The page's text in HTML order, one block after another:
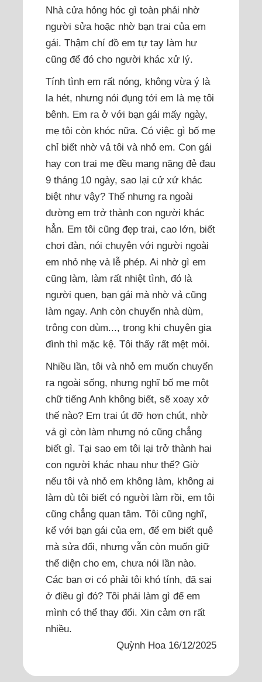
Nhà cửa hỏng hóc gì toàn phải nhờ
người sửa hoặc nhờ bạn trai của em
gái. Thậm chí đồ em tự tay làm hư
cũng để đó cho người khác xử lý.
Tính tình em rất nóng, không vừa ý là
la hét, nhưng nói đụng tới em là mẹ tôi
bênh. Em ra ở với bạn gái mấy ngày,
mẹ tôi còn khóc nữa. Có việc gì bố mẹ
chỉ biết nhờ vả tôi và nhỏ em. Con gái
hay con trai mẹ đều mang nặng đẻ đau
9 tháng 10 ngày, sao lại cử xử khác
biệt như vậy? Thế nhưng ra ngoài
đường em trở thành con người khác
hẳn. Em tôi cũng đẹp trai, cao lớn, biết
chơi đàn, nói chuyện với người ngoài
em nhỏ nhẹ và lễ phép. Ai nhờ gì em
cũng làm, làm rất nhiệt tình, đó là
người quen, bạn gái mà nhờ vả cũng
làm ngay. Anh còn chuyển nhà dùm,
trông con dùm..., trong khi chuyện gia
đình thì mặc kệ. Tôi thấy rất mệt mỏi.
Nhiều lần, tôi và nhỏ em muốn chuyển
ra ngoài sống, nhưng nghĩ bố mẹ một
chữ tiếng Anh không biết, sẽ xoay xở
thế nào? Em trai út đỡ hơn chút, nhờ
vả gì còn làm nhưng nó cũng chẳng
biết gì. Tại sao em tôi lại trở thành hai
con người khác nhau như thế? Giờ
nếu tôi và nhỏ em không làm, không ai
làm dù tôi biết có người làm rồi, em tôi
cũng chẳng quan tâm. Tôi cũng nghĩ,
kể với bạn gái của em, để em biết quê
mà sửa đổi, nhưng vẫn còn muốn giữ
thể diện cho em, chưa nói lần nào.
Các bạn ơi có phải tôi khó tính, đã sai
ở điều gì đó? Tôi phải làm gì để em
mình có thể thay đổi. Xin cảm ơn rất
nhiều.
Quỳnh Hoa 16/12/2025